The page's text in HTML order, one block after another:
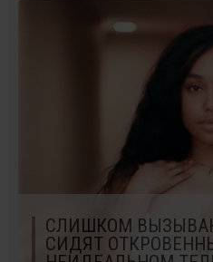
СЛИШКОМ
СИДЯТ